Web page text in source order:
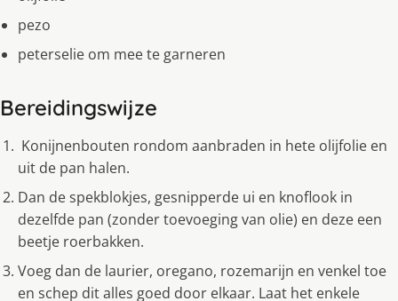
pezo
peterselie om mee te garneren
Bereidingswijze
Konĳnenbouten rondom aanbraden in hete olĳfolie en
uit de pan halen.
Dan de spekblokjes, gesnipperde ui en knoflook in
dezelfde pan (zonder toevoeging van olie) en deze een
beetje roerbakken.
Voeg dan de laurier, oregano, rozemarĳn en venkel toe
en schep dit alles goed door elkaar. Laat het enkele